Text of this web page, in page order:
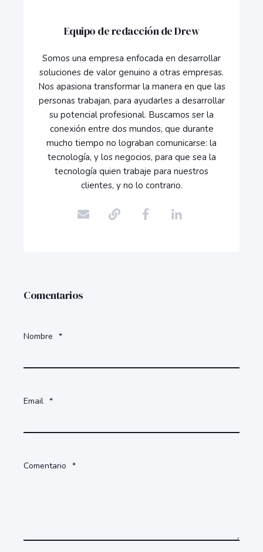
Equipo de redacción de Drew
Somos una empresa enfocada en desarrollar
soluciones de valor genuino a otras empresas.
Nos apasiona transformar la manera en que las
personas trabajan, para ayudarles a desarrollar
su potencial profesional. Buscamos ser la
conexión entre dos mundos, que durante
mucho tiempo no lograban comunicarse: la
tecnología, y los negocios, para que sea la
tecnología quien trabaje para nuestros
clientes, y no lo contrario.
Comentarios
Nombre *
Email *
Comentario *